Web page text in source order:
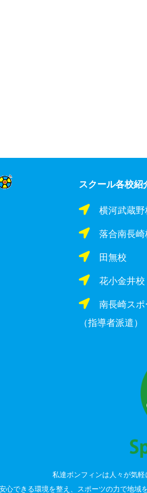
スクール各校紹
横河武蔵野
落合南長崎
田無校
花小金井校
南長崎スポ
（指導者派遣）
私達ボンフィンは人々が気軽
心できる環境を整え、スポーツの力で地域